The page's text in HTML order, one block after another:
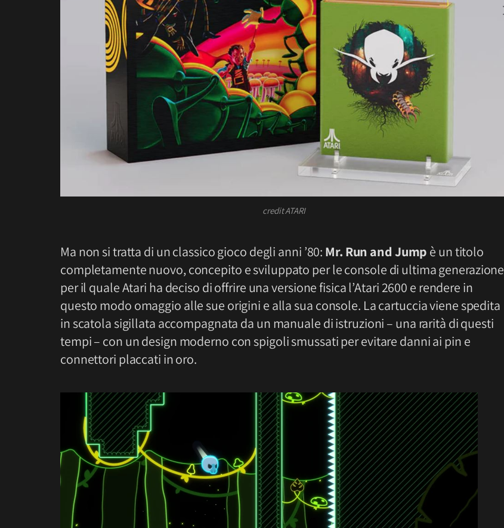
credit ATARI
Ma non si tratta di un classico gioco degli anni ’80: Mr. Run and Jump è un titolo
completamente nuovo, concepito e sviluppato per le console di ultima generazione
per il quale Atari ha deciso di offrire una versione fisica l’Atari 2600 e rendere in
questo modo omaggio alle sue origini e alla sua console. La cartuccia viene spedita
in scatola sigillata accompagnata da un manuale di istruzioni – una rarità di questi
tempi – con un design moderno con spigoli smussati per evitare danni ai pin e
connettori placcati in oro.